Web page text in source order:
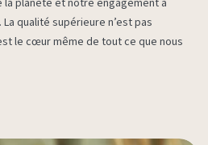
planète et notre engagement à
qualité supérieure n’est pas
le cœur même de tout ce que nous